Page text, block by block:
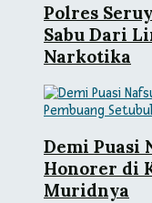
Polres
Sabu Dari
Narkotika
Demi Puasi
Honorer di
Muridnya